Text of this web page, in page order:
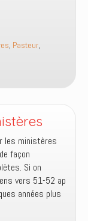
, Pasteur,
les ministères
façon
Si on
vers 51-52 ap
années plus